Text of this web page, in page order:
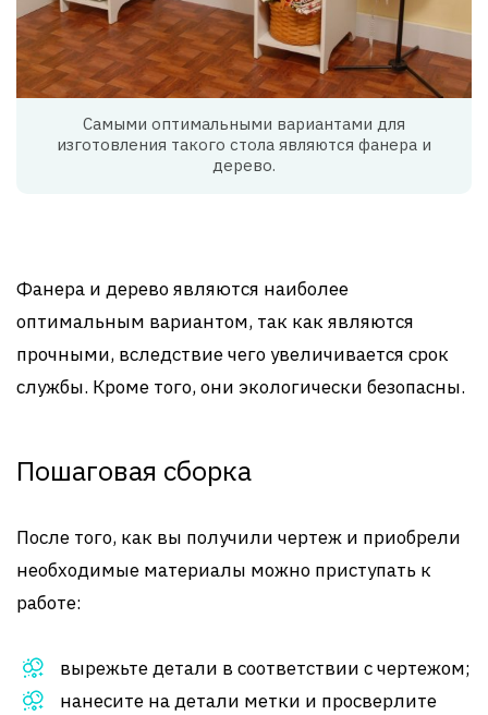
Самыми оптимальными вариантами для
изготовления такого стола являются фанера и
дерево.
Фанера и дерево являются наиболее
оптимальным вариантом, так как являются
прочными, вследствие чего увеличивается срок
службы. Кроме того, они экологически безопасны.
Пошаговая сборка
После того, как вы получили чертеж и приобрели
необходимые материалы можно приступать к
работе:
вырежьте детали в соответствии с чертежом;
нанесите на детали метки и просверлите